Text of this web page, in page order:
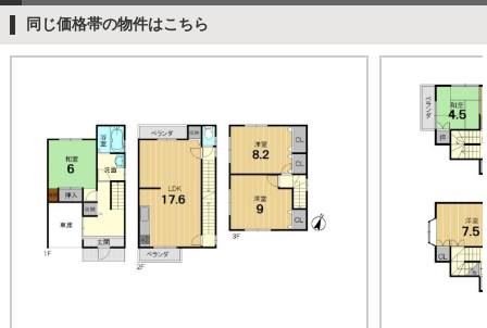
同じ価格帯の物件はこちら